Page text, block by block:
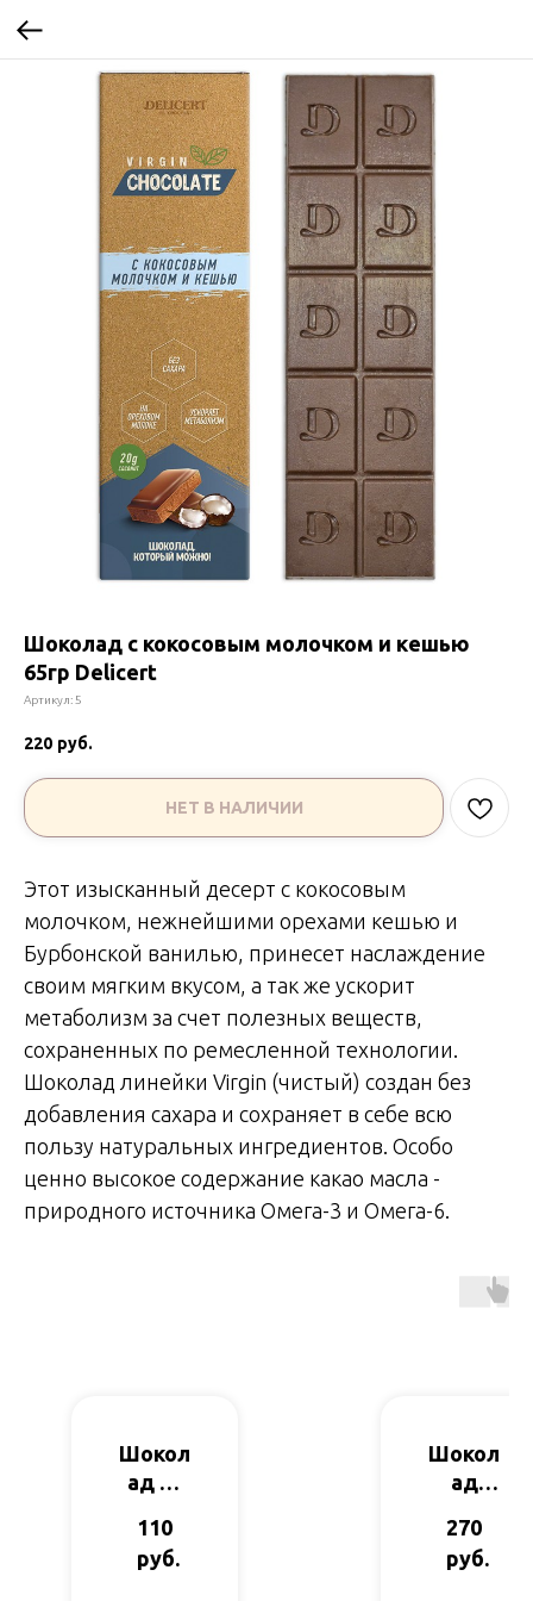
Шоколад с кокосовым молочком и кешью
65гр Delicert
Артикул: 5
220 руб.
НЕТ В НАЛИЧИИ
Этот изысканный десерт с кокосовым
молочком, нежнейшими орехами кешью и
Бурбонской ванилью, принесет наслаждение
своим мягким вкусом, а так же ускорит
метаболизм за счет полезных веществ,
сохраненных по ремесленной технологии.
Шоколад линейки Virgin (чистый) создан без
добавления сахара и сохраняет в себе всю
пользу натуральных ингредиентов. Особо
ценно высокое содержание какао масла -
природного источника Омега-3 и Омега-6.
Шокол
ад на
е
топин
110
руб.
Шокол
ад
ий
72%
270
руб.